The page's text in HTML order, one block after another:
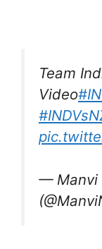
Team
Video
— Manvi